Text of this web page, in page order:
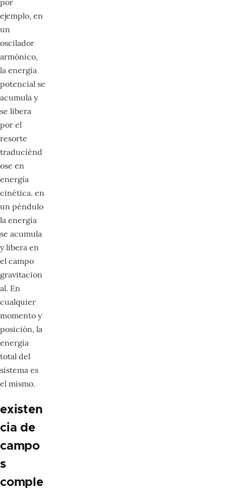
ejemplo, en
un
oscilador
armónico,
la energía
potencial se
acumula y
se libera
por el
resorte
traduciénd
ose en
energía
cinética. en
un péndulo
la energía
se acumula
y libera en
el campo
gravitacion
al. En
cualquier
momento y
posición, la
energía
total del
sistema es
el mismo.
existen
cia de
campo
s
comple